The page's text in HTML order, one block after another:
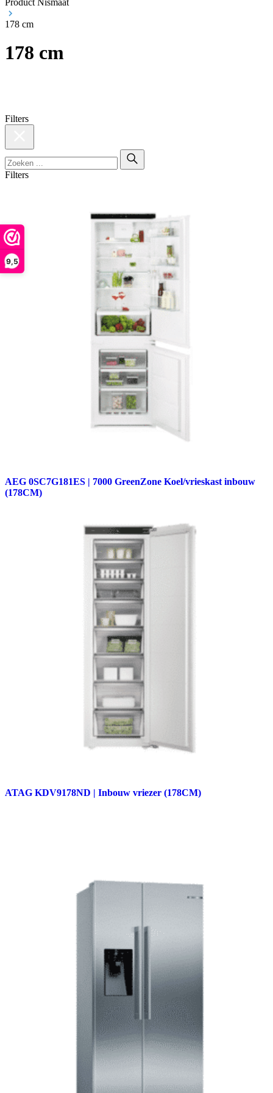
9,5
Product Nismaat
178 cm
178 cm
Filters
Filters
AEG 0SC7G181ES | 7000 GreenZone Koel/vrieskast inbouw
(178CM)
ATAG KDV9178ND | Inbouw vriezer (178CM)